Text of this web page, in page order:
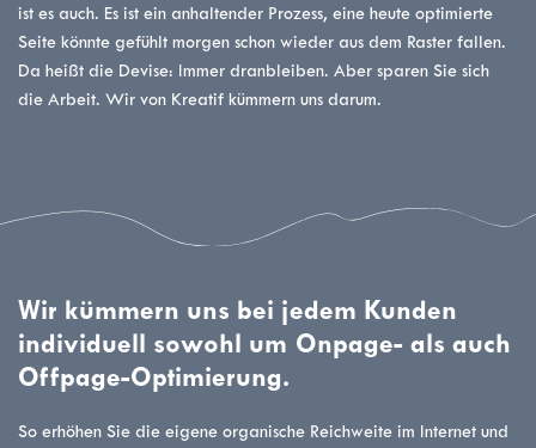
ist es auch. Es ist ein anhaltender Prozess, eine heute optimierte
Seite könnte gefühlt morgen schon wieder aus dem Raster fallen.
Da heißt die Devise: Immer dranbleiben. Aber sparen Sie sich
die Arbeit. Wir von Kreatif kümmern uns darum.
Wir kümmern uns bei jedem Kunden
individuell sowohl um Onpage- als auch
Offpage-Optimierung.
So erhöhen Sie die eigene organische Reichweite im Internet und